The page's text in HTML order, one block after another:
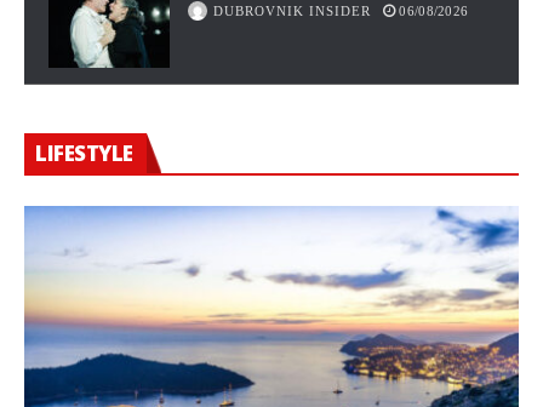
DUBROVNIK INSIDER 06/08/2026
LIFESTYLE